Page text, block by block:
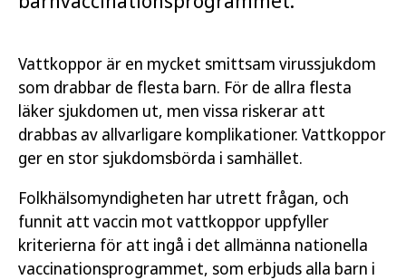
Vattkoppor är en mycket smittsam virussjukdom
som drabbar de flesta barn. För de allra flesta
läker sjukdomen ut, men vissa riskerar att
drabbas av allvarligare komplikationer. Vattkoppor
ger en stor sjukdomsbörda i samhället.
Folkhälsomyndigheten har utrett frågan, och
funnit att vaccin mot vattkoppor uppfyller
kriterierna för att ingå i det allmänna nationella
vaccinationsprogrammet, som erbjuds alla barn i